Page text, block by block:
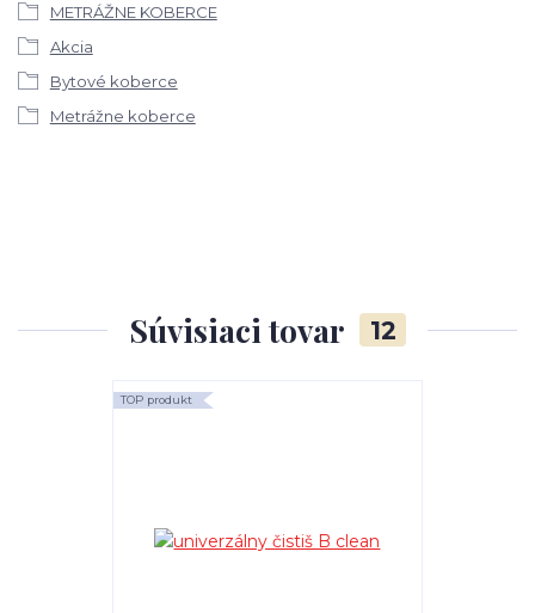
METRÁŽNE KOBERCE
Akcia
Bytové koberce
Metrážne koberce
Súvisiaci tovar 12
TOP produkt